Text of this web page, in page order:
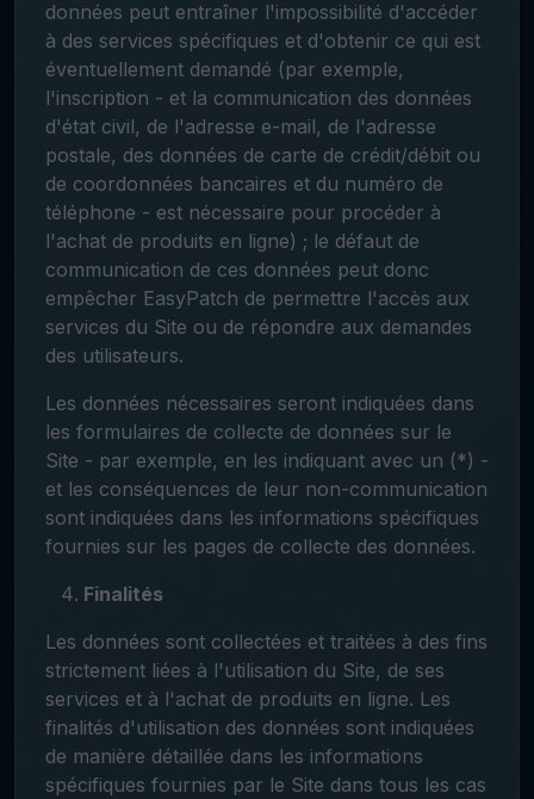
données peut entraîner l'impossibilité d'accéder
à des services spécifiques et d'obtenir ce qui est
éventuellement demandé (par exemple,
l'inscription - et la communication des données
d'état civil, de l'adresse e-mail, de l'adresse
postale, des données de carte de crédit/débit ou
de coordonnées bancaires et du numéro de
téléphone - est nécessaire pour procéder à
l'achat de produits en ligne) ; le défaut de
communication de ces données peut donc
empêcher EasyPatch de permettre l'accès aux
services du Site ou de répondre aux demandes
des utilisateurs.
Les données nécessaires seront indiquées dans
les formulaires de collecte de données sur le
Site - par exemple, en les indiquant avec un (*) -
et les conséquences de leur non-communication
sont indiquées dans les informations spécifiques
fournies sur les pages de collecte des données.
Finalités
Les données sont collectées et traitées à des fins
strictement liées à l'utilisation du Site, de ses
services et à l'achat de produits en ligne. Les
finalités d'utilisation des données sont indiquées
de manière détaillée dans les informations
spécifiques fournies par le Site dans tous les cas